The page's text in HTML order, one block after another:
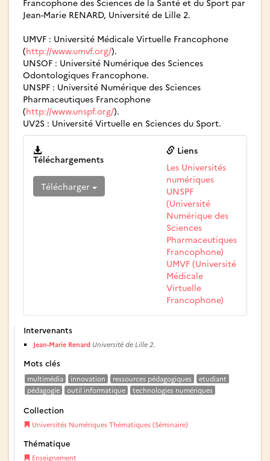
Francophone des Sciences de la Santé et du Sport par
Jean-Marie RENARD, Université de Lille 2.
UMVF : Université Médicale Virtuelle Francophone
(http://www.umvf.org/).
UNSOF : Université Numérique des Sciences
Odontologiques Francophone.
UNSPF : Université Numérique des Sciences
Pharmaceutiques Francophone
(http://www.unspf.org/).
UV2S : Université Virtuelle en Sciences du Sport.
Téléchargements
Télécharger
Liens
Les Universités
numériques
UNSPF
(Université
Numérique des
Sciences
Pharmaceutiques
Francophone)
UMVF (Université
Médicale
Virtuelle
Francophone)
Intervenants
Jean-Marie Renard Université de Lille 2.
Mots clés
multimédia innovation ressources pédagogiques
etudiant
pédagogie
outil informatique technologies numériques
Collection
Universités Numériques Thématiques (Séminaire)
Thématique
Enseignement